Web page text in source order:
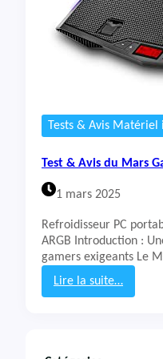
Tests & Avis
Test & Avis du Mars
1 mars 2025
Refroidisseur PC
ARGB Introduction :
gamers exigeants Le
Lire la suite…
: